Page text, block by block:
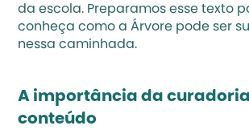
da escola. Preparamos esse texto
conheça como a Árvore pode ser
nessa caminhada.
A importância da
conteúdo